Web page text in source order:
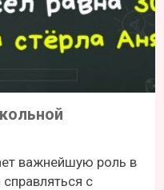
важнейшую роль в
с